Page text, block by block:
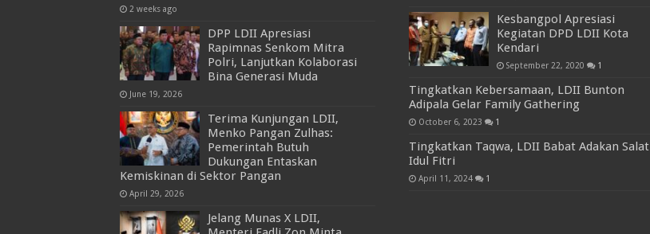
2 weeks ago
DPP LDII Apresiasi
Rapimnas Senkom Mitra
Polri, Lanjutkan Kolaborasi
Bina Generasi Muda
June 19, 2026
Terima Kunjungan LDII,
Menko Pangan Zulhas:
Pemerintah Butuh
Dukungan Entaskan
Kemiskinan di Sektor Pangan
April 29, 2026
Jelang Munas X LDII,
Kesbangpol Apresiasi
Kegiatan DPD LDII Kota
Kendari
September 22, 2020 1
Tingkatkan Kebersamaan, LDII Bunton
Adipala Gelar Family Gathering
October 6, 2023 1
Tingkatkan Taqwa, LDII Babat Adakan Salat
Idul Fitri
April 11, 2024 1